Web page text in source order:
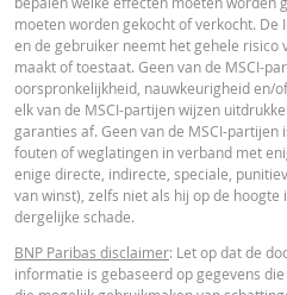
enkele aansprakelijkheid voor
immateriële of gevolgschade (met
wijze voortvloeit uit het gebruik van
hierin vervatte informatie. De
Paribas en gelden strikt per de
calculator zijn indicatief en
Koersinformatie vormt geen
van effecten of andere financiële
bestemd voor gebruik door de
deze informatie geheel of
kopiëren voor enig doel zonder
BNP Paribas. Meer informatie is op
contact op via 0900-6275387, +31-20-
moeten worden gekocht of verkocht.
en de gebruiker neemt het gehele risico
maakt of toestaat. Geen van de MSCI-
oorspronkelijkheid, nauwkeurigheid en/
elk van de MSCI-partijen wijzen
garanties af. Geen van de MSCI-
fouten of weglatingen in verband met
enige directe, indirecte, speciale,
van winst), zelfs niet als hij op de
dergelijke schade.
BNP Paribas disclaimer: Let op dat de
informatie is gebaseerd op gegevens